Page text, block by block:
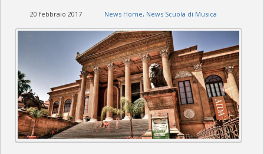
20 febbraio 2017 News Home, News Scuola di Musica